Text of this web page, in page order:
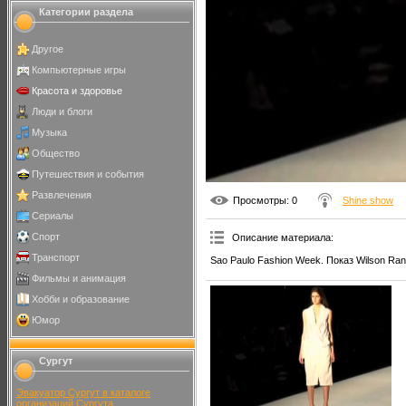
Категории раздела
Другое
Компьютерные игры
Красота и здоровье
Люди и блоги
Музыка
Общество
Путешествия и события
Развлечения
Сериалы
Спорт
Транспорт
Фильмы и анимация
Хобби и образование
Юмор
Сургут
Эвакуатор Сургут в каталоге
организаций Сургута
Просмотры: 0 Shine show
Описание материала:
Sao Paulo Fashion Week. Показ Wilson